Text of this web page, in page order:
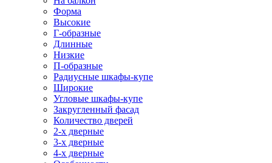
Форма
Высокие
Г-образные
Длинные
Низкие
П-образные
Радиусные шкафы-купе
Широкие
Угловые шкафы-купе
Закругленный фасад
Количество дверей
2-х дверные
3-х дверные
4-х дверные